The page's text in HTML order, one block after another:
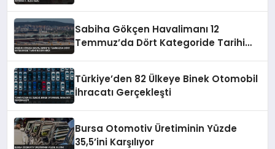
Sabiha Gökçen Havalimanı 12
Temmuz’da Dört Kategoride Tarihi
Türkiye’den 82 Ülkeye Binek Otomobil
İhracatı Gerçekleşti
Bursa Otomotiv Üretiminin Yüzde
35,5’ini Karşılıyor